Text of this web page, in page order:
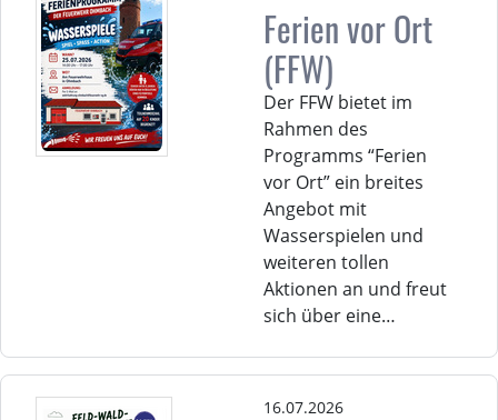
Ferien vor Ort
(FFW)
Der FFW bietet im
Rahmen des
Programms “Ferien
vor Ort” ein breites
Angebot mit
Wasserspielen und
weiteren tollen
Aktionen an und freut
sich über eine…
16.07.2026